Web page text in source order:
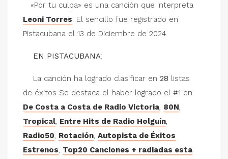
«Por tu culpa» es una canción que interpreta
Leoni Torres. El sencillo fue registrado en
Pistacubana el 13 de Diciembre de 2024.
EN PISTACUBANA:
La canción ha logrado clasificar en 28 listas
de éxitos Se destaca el haber logrado el #1 en
De Costa a Costa de Radio Victoria, 80N,
Tropical, Entre Hits de Radio Holguín,
Radio50, Rotación, Autopista de Éxitos
Estrenos, Top20 Canciones + radiadas esta